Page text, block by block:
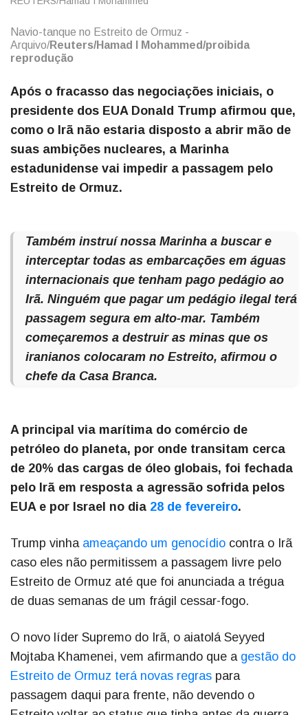
Navio-tanque no Estreito de Ormuz -
Arquivo/Reuters/Hamad I Mohammed/proibida
reprodução
Após o fracasso das negociações iniciais, o
presidente dos EUA Donald Trump afirmou que,
como o Irã não estaria disposto a abrir mão de
suas ambições nucleares, a Marinha
estadunidense vai impedir a passagem pelo
Estreito de Ormuz.
Também instruí nossa Marinha a buscar e
interceptar todas as embarcações em águas
internacionais que tenham pago pedágio ao
Irã. Ninguém que pagar um pedágio ilegal terá
passagem segura em alto-mar. Também
começaremos a destruir as minas que os
iranianos colocaram no Estreito, afirmou o
chefe da Casa Branca.
A principal via marítima do comércio de
petróleo do planeta, por onde transitam cerca
de 20% das cargas de óleo globais, foi fechada
pelo Irã em resposta a agressão sofrida pelos
EUA e por Israel no dia 28 de fevereiro.
Trump vinha ameaçando um genocídio contra o Irã
caso eles não permitissem a passagem livre pelo
Estreito de Ormuz até que foi anunciada a trégua
de duas semanas de um frágil cessar-fogo.
O novo líder Supremo do Irã, o aiatolá Seyyed
Mojtaba Khamenei, vem afirmando que a gestão do
Estreito de Ormuz terá novas regras para
passagem daqui para frente, não devendo o